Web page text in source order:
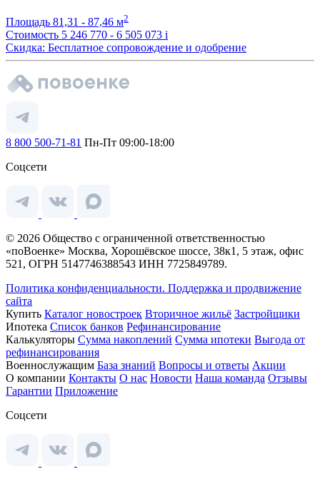
Площадь 81,31 - 87,46 м2
Стоимость 5 246 770 - 6 505 073 i
Скидка: Бесплатное сопровождение и одобрение
8 800 500-71-81 Пн-Пт 09:00-18:00
Соцсети
© 2026 Общество с ограниченной ответственностью
«поВоенке» Москва, Хорошёвское шоссе, 38к1, 5 этаж, офис
521, ОГРН 5147746388543 ИНН 7725849789.
Политика конфиденциальности. Поддержка и продвижение
сайта
Купить Каталог новостроек Вторичное жильё Застройщики
Ипотека Список банков Рефинансирование
Калькуляторы Сумма накоплений Сумма ипотеки Выгода от
рефинансирования
Военнослужащим База знаний Вопросы и ответы Акции
О компании Контакты О нас Новости Наша команда Отзывы
Гарантии Приложение
Соцсети